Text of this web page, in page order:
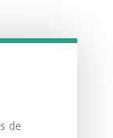
de